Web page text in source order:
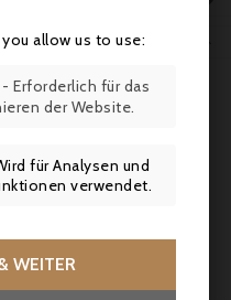
allow us to use:
- Erforderlich für das
der Website.
für Analysen und
verwendet.
WEITER